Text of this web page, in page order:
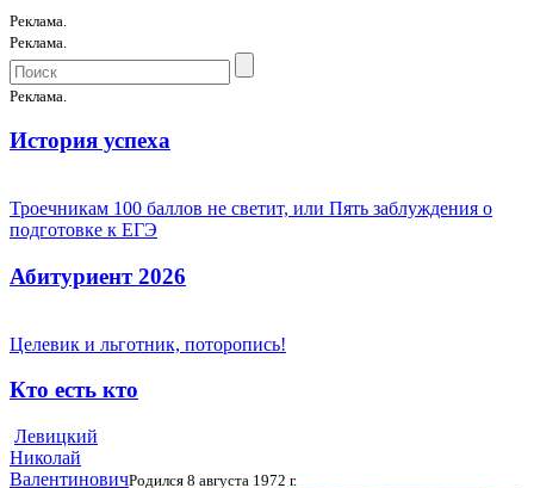
Реклама.
Реклама.
Реклама.
История успеха
Троечникам 100 баллов не светит, или Пять заблуждения о
подготовке к ЕГЭ
Абитуриент 2026
Целевик и льготник, поторопись!
Кто есть кто
Левицкий
Николай
ВалентиновичРодился 8 августа 1972 г.